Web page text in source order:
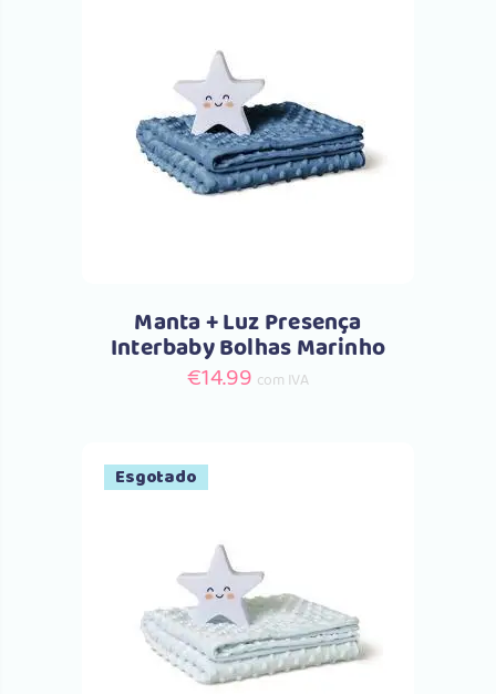
Comprar
Manta + Luz Presença
Interbaby Bolhas Marinho
€14.99 com IVA
Esgotado
Comprar